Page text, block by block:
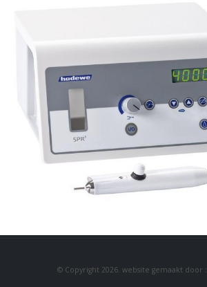
© Copyright 2026. website gemaakt door :